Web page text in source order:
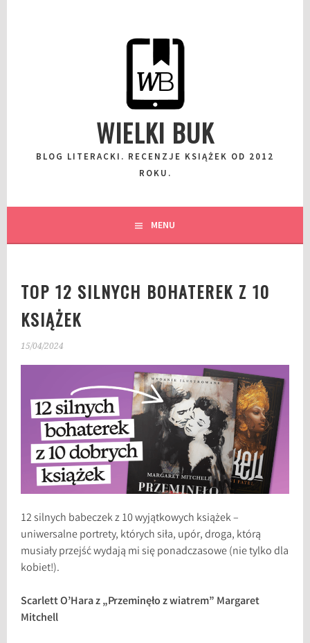
WIELKI BUK
BLOG LITERACKI. RECENZJE KSIĄŻEK OD 2012
ROKU.
MENU
TOP 12 SILNYCH BOHATEREK Z 10
KSIĄŻEK
15/04/2024
12 silnych babeczek z 10 wyjątkowych książek –
uniwersalne portrety, których siła, upór, droga, którą
musiały przejść wydają mi się ponadczasowe (nie tylko dla
kobiet!).
Scarlett O’Hara z „Przeminęło z wiatrem” Margaret
Mitchell